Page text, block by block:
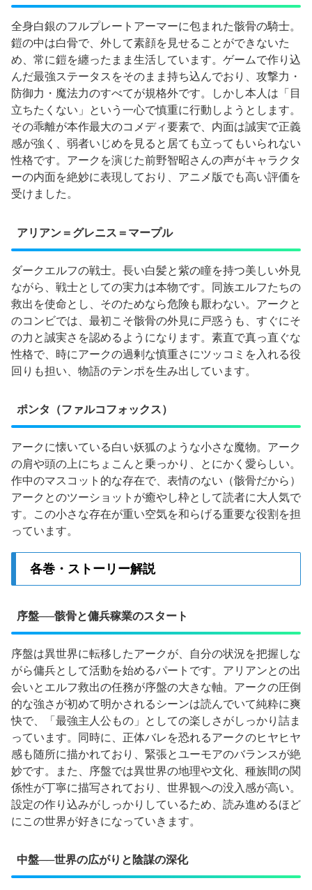
全身白銀のフルプレートアーマーに包まれた骸骨の騎士。
鎧の中は白骨で、外して素顔を見せることができないた
め、常に鎧を纏ったまま生活しています。ゲームで作り込
んだ最強ステータスをそのまま持ち込んでおり、攻撃力・
防御力・魔法力のすべてが規格外です。しかし本人は「目
立ちたくない」という一心で慎重に行動しようとします。
その乖離が本作最大のコメディ要素で、内面は誠実で正義
感が強く、弱者いじめを見ると居ても立ってもいられない
性格です。アークを演じた前野智昭さんの声がキャラクタ
ーの内面を絶妙に表現しており、アニメ版でも高い評価を
受けました。
アリアン＝グレニス＝マープル
ダークエルフの戦士。長い白髪と紫の瞳を持つ美しい外見
ながら、戦士としての実力は本物です。同族エルフたちの
救出を使命とし、そのためなら危険も厭わない。アークと
のコンビでは、最初こそ骸骨の外見に戸惑うも、すぐにそ
の力と誠実さを認めるようになります。素直で真っ直ぐな
性格で、時にアークの過剰な慎重さにツッコミを入れる役
回りも担い、物語のテンポを生み出しています。
ポンタ（ファルコフォックス）
アークに懐いている白い妖狐のような小さな魔物。アーク
の肩や頭の上にちょこんと乗っかり、とにかく愛らしい。
作中のマスコット的な存在で、表情のない（骸骨だから）
アークとのツーショットが癒やし枠として読者に大人気で
す。この小さな存在が重い空気を和らげる重要な役割を担
っています。
各巻・ストーリー解説
序盤──骸骨と傭兵稼業のスタート
序盤は異世界に転移したアークが、自分の状況を把握しな
がら傭兵として活動を始めるパートです。アリアンとの出
会いとエルフ救出の任務が序盤の大きな軸。アークの圧倒
的な強さが初めて明かされるシーンは読んでいて純粋に爽
快で、「最強主人公もの」としての楽しさがしっかり詰ま
っています。同時に、正体バレを恐れるアークのヒヤヒヤ
感も随所に描かれており、緊張とユーモアのバランスが絶
妙です。また、序盤では異世界の地理や文化、種族間の関
係性が丁寧に描写されており、世界観への没入感が高い。
設定の作り込みがしっかりしているため、読み進めるほど
にこの世界が好きになっていきます。
中盤──世界の広がりと陰謀の深化